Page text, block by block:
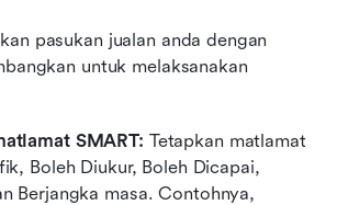
pasukan jualan anda dengan
untuk melaksanakan
SMART: Tetapkan matlamat
Boleh Diukur, Boleh Dicapai,
Berjangka masa. Contohnya,